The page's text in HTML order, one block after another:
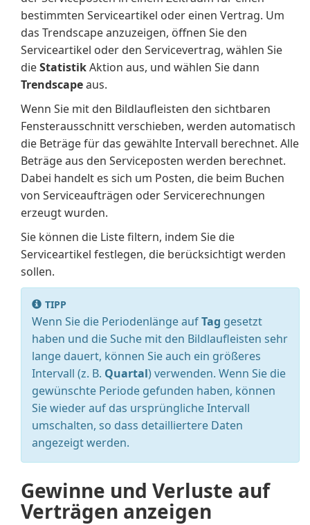
bestimmten Serviceartikel oder einen Vertrag. Um
das Trendscape anzuzeigen, öffnen Sie den
Serviceartikel oder den Servicevertrag, wählen Sie
dieStatistikAktion aus, und wählen Sie dann
Trendscapeaus.
Wenn Sie mit den Bildlaufleisten den sichtbaren
Fensterausschnitt verschieben, werden automatisch
die Beträge für das gewählte Intervall berechnet. Alle
Beträge aus den Serviceposten werden berechnet.
Dabei handelt es sich um Posten, die beim Buchen
von Serviceaufträgen oder Servicerechnungen
erzeugt wurden.
Sie können die Liste filtern, indem Sie die
Serviceartikel festlegen, die berücksichtigt werden
sollen.
TIPP
Wenn Sie die Periodenlänge aufTag gesetzt
haben und die Suche mit den Bildlaufleisten sehr
lange dauert, können Sie auch ein größeres
Intervall (z. B. Quartal) verwenden. Wenn Sie die
gewünschte Periode gefunden haben, können
Sie wieder auf das ursprüngliche Intervall
umschalten, so dass detailliertere Daten
angezeigt werden.
Gewinne und Verluste auf
Verträgen anzeigen